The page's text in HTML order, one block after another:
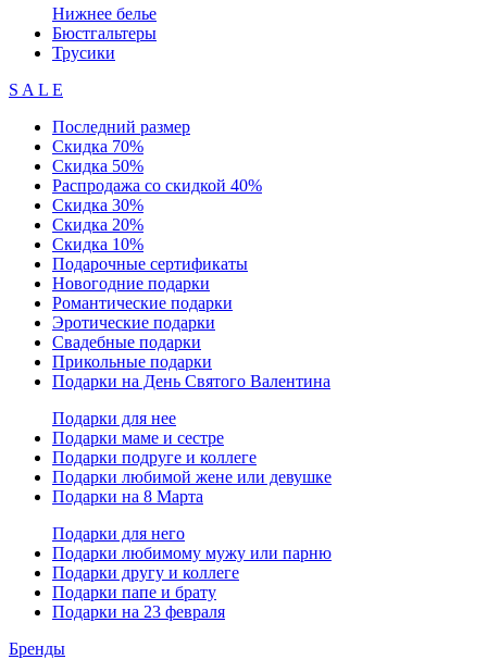
Нижнее белье
Бюстгальтеры
Трусики
S A L E
Последний размер
Скидка 70%
Скидка 50%
Распродажа со скидкой 40%
Скидка 30%
Скидка 20%
Скидка 10%
Подарочные сертификаты
Новогодние подарки
Романтические подарки
Эротические подарки
Свадебные подарки
Прикольные подарки
Подарки на День Святого Валентина
Подарки для нее
Подарки маме и сестре
Подарки подруге и коллеге
Подарки любимой жене или девушке
Подарки на 8 Марта
Подарки для него
Подарки любимому мужу или парню
Подарки другу и коллеге
Подарки папе и брату
Подарки на 23 февраля
Бренды